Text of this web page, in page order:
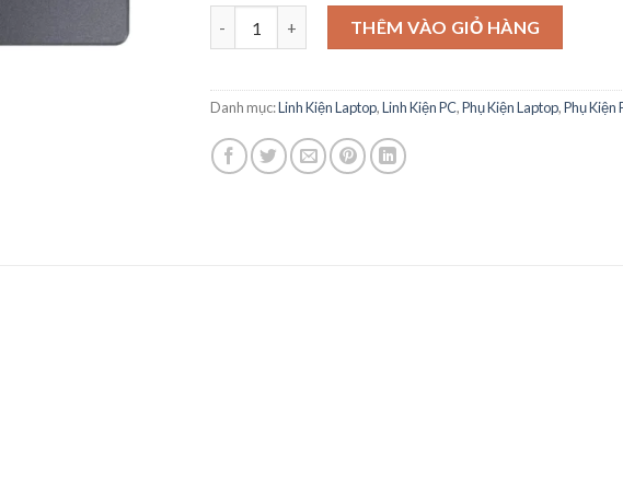
SSD Samsung 870 Qvo 2TB 2.5-Inch SATA III MZ-
THÊM VÀO GIỎ HÀNG
Danh mục:Linh Kiện Laptop,Linh Kiện PC,Phụ Kiện Laptop,Phụ Kiện